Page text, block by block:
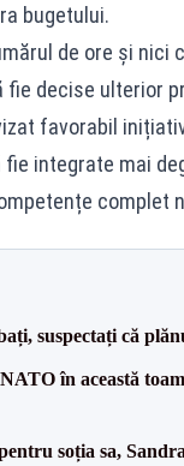
bugetului.
de ore și nici
decise ulterior
favorabil
integrate mai
complet
suspectați că
în această
soția sa,